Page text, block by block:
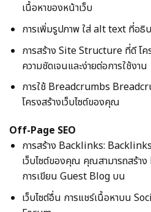
เนื้อหาของหน้าเว็บ
การเพิ่มรูปภาพ ใส่ alt text ที่อธิ
การสร้าง Site Structure ที่ดี โ
ความชัดเจนและง่ายต่อการใช้งาน
การใช้ Breadcrumbs
โครงสร้างเว็บไซต์ของคุณ
Off-Page SEO
การสร้าง Backlinks:
เว็บไซต์ของคุณ คุณสามารถสร้า
การเขียน Guest Blog บน
เว็บไซต์อื่น การแชร์เนื้อหาบน